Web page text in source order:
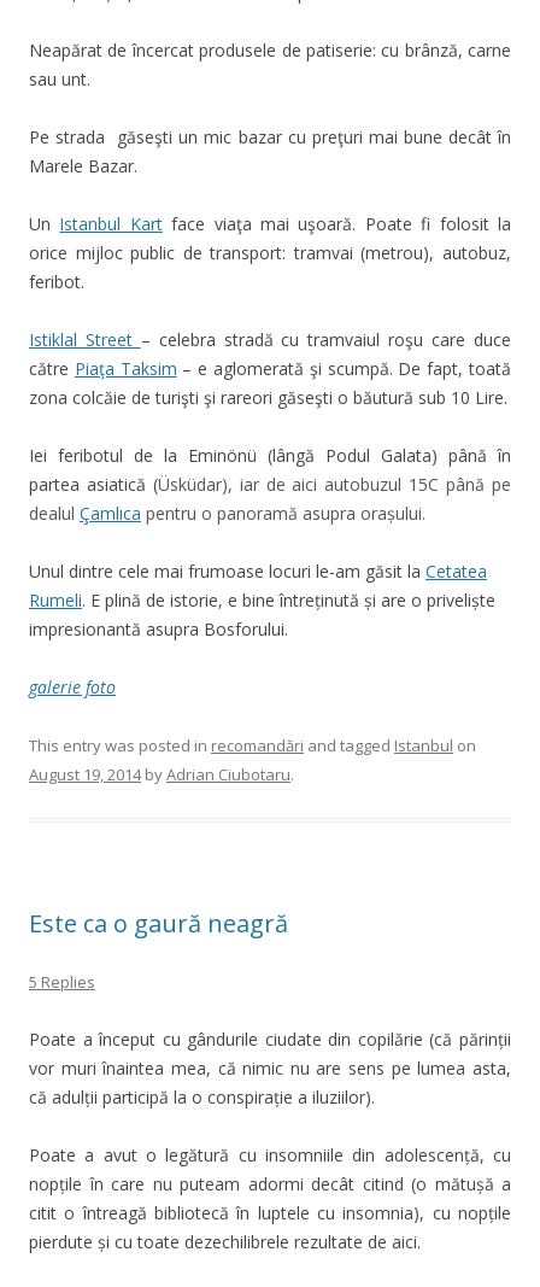
Neapărat de încercat produsele de patiserie: cu brânză, carne
sau unt.
Pe strada găseşti un mic bazar cu preţuri mai bune decât în
Marele Bazar.
Un Istanbul Kartface viaţa mai uşoară. Poate fi folosit la
orice mijloc public de transport: tramvai (metrou), autobuz,
feribot.
Istiklal Street – celebra stradă cu tramvaiul roşu care duce
către Piaţa Taksim – e aglomerată şi scumpă. De fapt, toată
zona colcăie de turişti şi rareori găseşti o băutură sub 10 Lire.
Iei feribotul de la Eminönü (lângă Podul Galata) până în
partea asiatică (Üsküdar), iar de aici autobuzul 15C până pe
dealul Çamlıca pentru o panoramă asupra orașului.
Unul dintre cele mai frumoase locuri le-am găsit la Cetatea
Rumeli. E plină de istorie, e bine întreținută și are o priveliște
impresionantă asupra Bosforului.
galerie foto
This entry was posted in recomandări and tagged Istanbul on
August 19, 2014byAdrian Ciubotaru.
Este ca o gaură neagră
5 Replies
Poate a început cu gândurile ciudate din copilărie (că părinții
vor muri înaintea mea, că nimic nu are sens pe lumea asta,
că adulții participă la o conspirație a iluziilor).
Poate a avut o legătură cu insomniile din adolescență, cu
nopțile în care nu puteam adormi decât citind (o mătușă a
citit o întreagă bibliotecă în luptele cu insomnia), cu nopțile
pierdute și cu toate dezechilibrele rezultate de aici.